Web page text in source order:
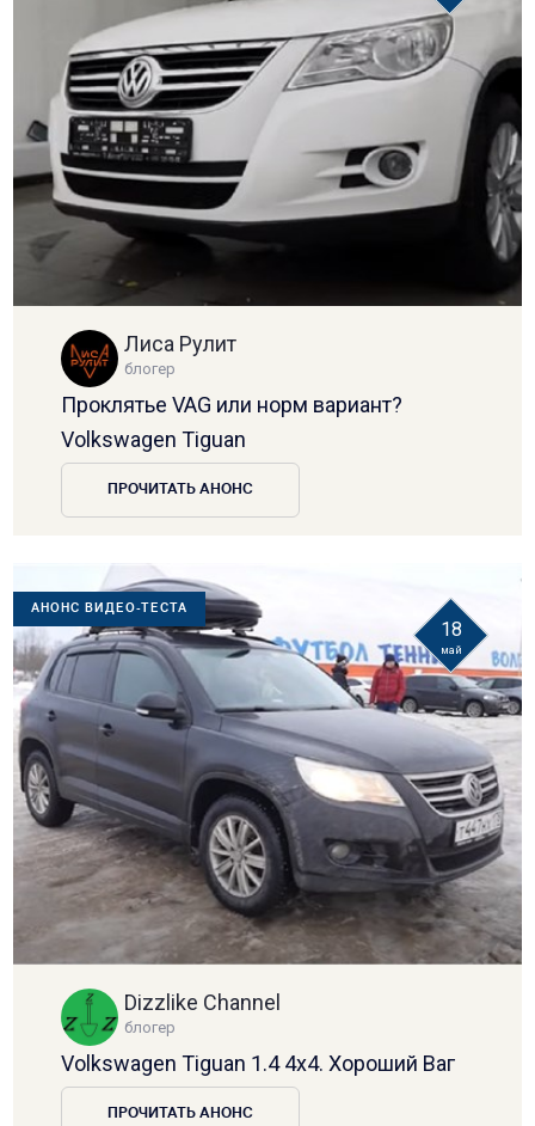
Лиса Рулит
блогер
Проклятье VAG или норм вариант?
Volkswagen Tiguan
ПРОЧИТАТЬ АНОНС
АНОНС ВИДЕО-ТЕСТА
18
май
Dizzlike Channel
блогер
Volkswagen Tiguan 1.4 4х4. Хороший Ваг
ПРОЧИТАТЬ АНОНС